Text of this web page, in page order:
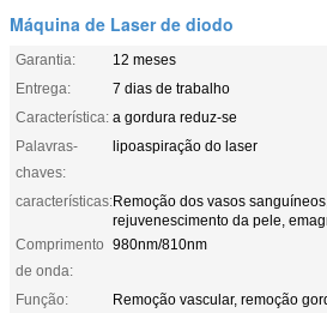
Máquina de Laser de diodo
Garantia:
12 meses
Entrega:
7 dias de trabalho
Característica: a gordura reduz-se
Palavras-
chaves:
lipoaspiração do laser
características:Remoção dos vasos
rejuvenescimento da pele,
Comprimento
de onda:
980nm/810nm
Função:
Remoção vascular, remoção